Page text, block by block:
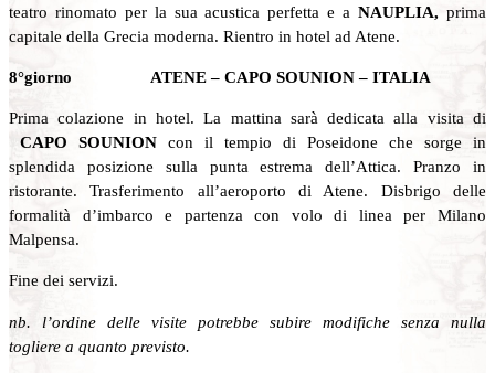
teatro rinomato per la sua acustica perfetta e a NAUPLIA, prima
capitale della Grecia moderna. Rientro in hotel ad Atene.
8°giorno ATENE – CAPO SOUNION – ITALIA
Prima colazione in hotel. La mattina sarà dedicata alla visita di
CAPO SOUNION con il tempio di Poseidone che sorge in
splendida posizione sulla punta estrema dell’Attica. Pranzo in
ristorante. Trasferimento all’aeroporto di Atene. Disbrigo delle
formalità d’imbarco e partenza con volo di linea per Milano
Malpensa.
Fine dei servizi.
nb. l’ordine delle visite potrebbe subire modifiche senza nulla
togliere a quanto previsto.